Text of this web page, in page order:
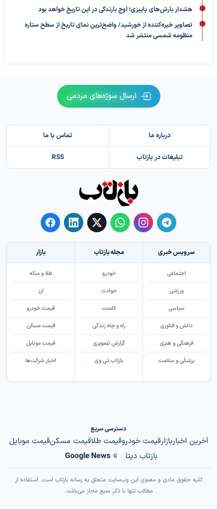
هشدار بارش‌های پاییزی؛ اوج بارندگی در این تاریخ خواهد بود
تصاویر خیره‌کننده از خورشید/ واضح‌ترین نمای تاریخ از سطح ستاره
منظومه شمسی منتشر شد
ارسال سوژه‌های مردمی
درباره ما تماس با ما
تبلیغات در بازتاب RSS
سرویس خبری
اجتماعی
ورزشی
سیاسی
دانش و فناوری
فرهنگی و هنری
پزشکی و سلامت
مجله بازتاب
خودرو
حوادث
کامنت
راه و چاه زندگی
گزارش تصویری
بازتاب تی وی
بازار
طلا و سکه
ارز
قیمت خودرو
قیمت مسکن
قیمت موبایل
اخبار شرکت‌ها
دسترسی سریع
آخرین اخباربازارقیمت خودروقیمت طلاقیمت مسکنقیمت موبایل
بازتاب دیتا
G
Google News
کلیه حقوق مادی و معنوی این وب‌سایت متعلق به رسانه بازتاب است. استفاده از
مطالب تنها با ذکر منبع مجاز می‌باشد.